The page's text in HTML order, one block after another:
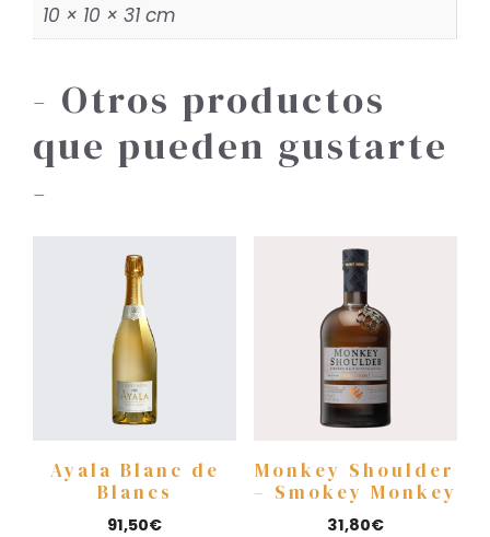
10 × 10 × 31 cm
- Otros productos
que pueden gustarte
-
Ayala Blanc de
Blancs
91,50€
Monkey Shoulder
– Smokey Monkey
31,80€